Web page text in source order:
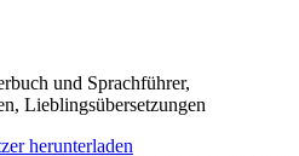
und Sprachführer,
Lieblingsübersetzungen